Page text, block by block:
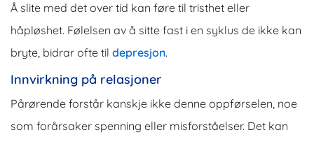
Å slite med det over tid kan føre til tristhet eller
håpløshet. Følelsen av å sitte fast i en syklus de ikke kan
bryte, bidrar ofte til depresjon.
Innvirkning på relasjoner
Pårørende forstår kanskje ikke denne oppførselen, noe
som forårsaker spenning eller misforståelser. Det kan